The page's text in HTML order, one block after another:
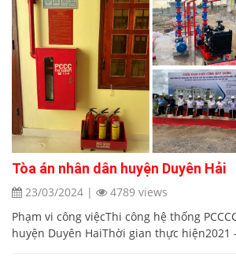
Tòa án nhân dân huyện Duyên Hải
23/03/2024 |
4789 views
Phạm vi công việcThi công hệ thống
huyện Duyên HaiThời gian thực hiện2021